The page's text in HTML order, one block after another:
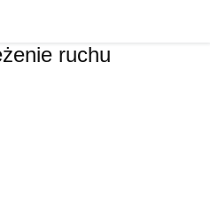
ruchu